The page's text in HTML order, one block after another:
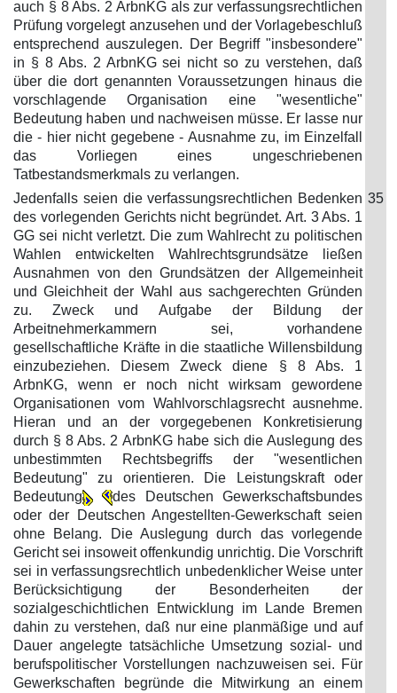
auch § 8 Abs. 2 ArbnKG als zur verfassungsrechtlichen
Prüfung vorgelegt anzusehen und der Vorlagebeschluß
entsprechend auszulegen. Der Begriff "insbesondere"
in § 8 Abs. 2 ArbnKG sei nicht so zu verstehen, daß
über die dort genannten Voraussetzungen hinaus die
vorschlagende Organisation eine "wesentliche"
Bedeutung haben und nachweisen müsse. Er lasse nur
die - hier nicht gegebene - Ausnahme zu, im Einzelfall
das Vorliegen eines ungeschriebenen
Tatbestandsmerkmals zu verlangen.
Jedenfalls seien die verfassungsrechtlichen Bedenken
des vorlegenden Gerichts nicht begründet. Art. 3 Abs. 1
GG sei nicht verletzt. Die zum Wahlrecht zu politischen
Wahlen entwickelten Wahlrechtsgrundsätze ließen
Ausnahmen von den Grundsätzen der Allgemeinheit
und Gleichheit der Wahl aus sachgerechten Gründen
zu. Zweck und Aufgabe der Bildung der
Arbeitnehmerkammern sei, vorhandene
gesellschaftliche Kräfte in die staatliche Willensbildung
einzubeziehen. Diesem Zweck diene § 8 Abs. 1
ArbnKG, wenn er noch nicht wirksam gewordene
Organisationen vom Wahlvorschlagsrecht ausnehme.
Hieran und an der vorgegebenen Konkretisierung
durch § 8 Abs. 2 ArbnKG habe sich die Auslegung des
unbestimmten Rechtsbegriffs der "wesentlichen
Bedeutung" zu orientieren. Die Leistungskraft oder
Bedeutung
des Deutschen Gewerkschaftsbundes
oder der Deutschen Angestellten-Gewerkschaft seien
ohne Belang. Die Auslegung durch das vorlegende
Gericht sei insoweit offenkundig unrichtig. Die Vorschrift
sei in verfassungsrechtlich unbedenklicher Weise unter
Berücksichtigung der Besonderheiten der
sozialgeschichtlichen Entwicklung im Lande Bremen
dahin zu verstehen, daß nur eine planmäßige und auf
Dauer angelegte tatsächliche Umsetzung sozial- und
berufspolitischer Vorstellungen nachzuweisen sei. Für
Gewerkschaften begründe die Mitwirkung an einem
35